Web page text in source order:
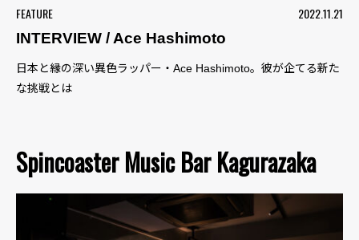
FEATURE
2022.11.21
INTERVIEW / Ace Hashimoto
日本と縁の深い異色ラッパー・Ace Hashimoto。彼が企てる新た
な挑戦とは
Spincoaster Music Bar Kagurazaka